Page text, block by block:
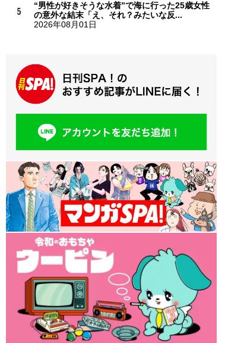
“男性が好きそうな水着”で海に行った25歳女性
の意外な結末「え、それ？みたいな反...
2026年08月01日